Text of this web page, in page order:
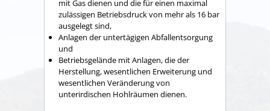
mit Gas dienen und die für einen maximal
zulässigen Betriebsdruck von mehr als 16 bar
ausgelegt sind,
Anlagen der untertägigen Abfallentsorgung
und
Betriebsgelände mit Anlagen, die der
Herstellung, wesentlichen Erweiterung und
wesentlichen Veränderung von
unterirdischen Hohlräumen dienen.